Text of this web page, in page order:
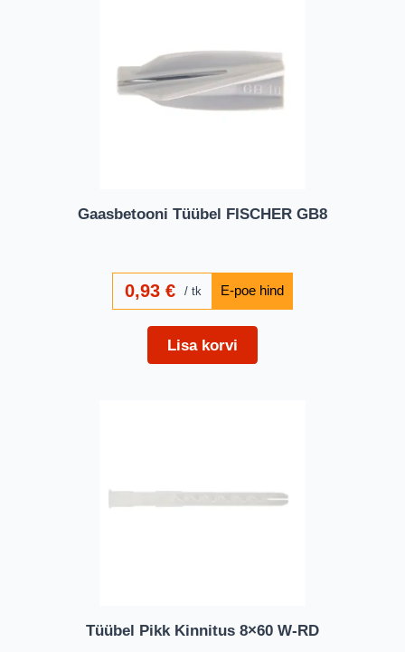
Gaasbetooni Tüübel FISCHER GB8
0,93€ tk
Lisa korvi
Tüübel Pikk Kinnitus 8×60 W-RD